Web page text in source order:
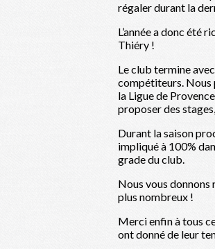
régaler durant la
L’année a donc été
Thiéry !
Le club termine
compétiteurs. Nous
la Ligue de
proposer des
Durant la saison
impliqué à 100%
grade du club.
Nous vous donnons
plus nombreux !
Merci enfin à tous
ont donné de leur